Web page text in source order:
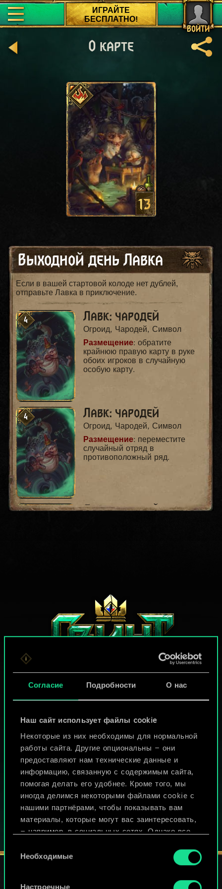
Согласие Подробности О нас
Наш сайт использует файлы cookie
Некоторые из них необходимы для нормальной
работы сайта. Другие опциональны — они
предоставляют нам технические данные и
информацию, связанную с содержимым сайта,
помогая делать его удобнее. Кроме того, мы
иногда делимся некоторыми файлами cookie с
нашими партнёрами, чтобы показывать вам
материалы, которые могут вас заинтересовать,
— например, в социальных сетях. Однако все
разрешения.
Найти подробную информацию о том, как мы
согласия
Необходимые
ВОЙТИ
ИГРАЙТЕ
БЕСПЛАТНО!
О карте
13
Выходной день Лавка
Если в вашей стартовой колоде нет дублей,
отправьте Лавка в приключение.
4 Лавк: чародей
Огроид, Чародей, Символ
Размещение: обратите
крайнюю правую карту в руке
обоих игроков в случайную
особую карту.
4 Лавк: чародей
Огроид, Чародей, Символ
Размещение: переместите
случайный отряд в
противоположный ряд.
4 Лавк: чародей
Лавк: чародей
Огроид, Чародей, Символ
Размещение: случайным
остальными отрядами на
Лавк: чародей
Огроид, Чародей, Символ
случайный отряд в случайном
ряду на обеих сторонах поля.
Лавк: охотник
Огроид, Символ
Размещение
: сыграйте
случайную карту из вашей
ИГРАТЬ
БЕСПЛАТНО НА ПК
В этой игре есть встроенные покупки